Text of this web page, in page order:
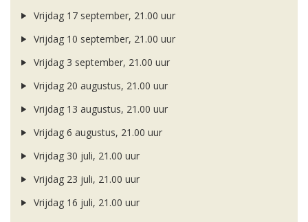
Vrijdag 17 september, 21.00 uur
Vrijdag 10 september, 21.00 uur
Vrijdag 3 september, 21.00 uur
Vrijdag 20 augustus, 21.00 uur
Vrijdag 13 augustus, 21.00 uur
Vrijdag 6 augustus, 21.00 uur
Vrijdag 30 juli, 21.00 uur
Vrijdag 23 juli, 21.00 uur
Vrijdag 16 juli, 21.00 uur